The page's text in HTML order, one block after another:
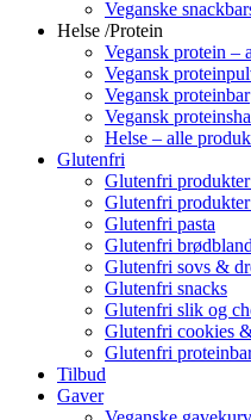
Veganske
Helse /Protein
Vegansk protein –
Vegansk
Vegansk proteinbar
Vegansk
Helse – alle
Glutenfri
Glutenfri
Glutenfri
Glutenfri pasta
Glutenfri
Glutenfri sovs &
Glutenfri snacks
Glutenfri slik og
Glutenfri cookies
Glutenfri
Tilbud
Gaver